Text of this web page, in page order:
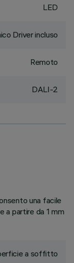
LED
Driver incluso
Remoto
DALI-2
una facile
a partire da 1 mm
a soffitto